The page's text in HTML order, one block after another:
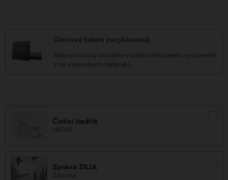
Dárkové balení (recyklované)
Naše produkty zasíláme v dárkovém balení vyrobeném
z recyklovaných materiálů
Čistící hadřík
+65 Kč
Zpráva ZILIA
Zdarma